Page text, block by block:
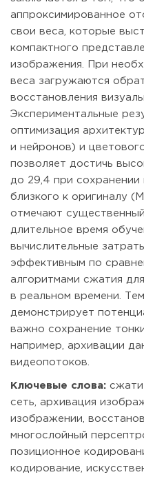
аппроксимированное
свои веса, которые
компактного
изображения. При
веса загружаются
восстановления
Экспериментальные
оптимизация
и нейронов) и
позволяет достичь
до 29,4 при сохранении
близкого к оригиналу
отмечают
длительное время
вычислительные
эффективным по
алгоритмами сжатия
в реальном времени.
демонстрирует
важно сохранение
например, архивации
видеопотоков.
Ключевые слова:
сеть, архивация
изображении,
многослойный
позиционное
кодирование,